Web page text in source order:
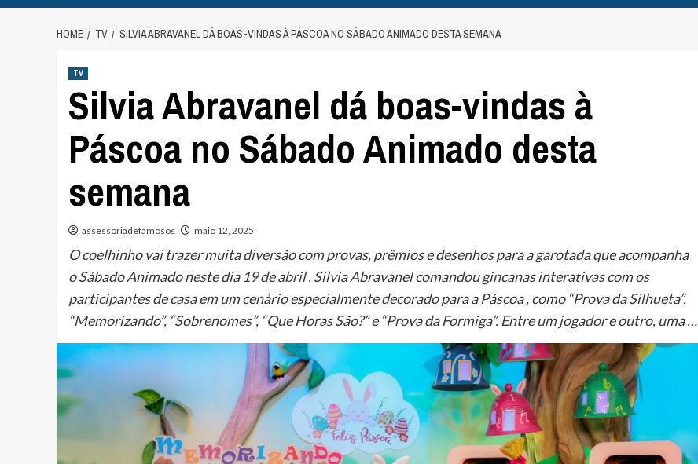
HOME TV SILVIA ABRAVANEL DÁ BOAS-VINDAS À PÁSCOA NO SÁBADO ANIMADO DESTA SEMANA
TV
Silvia Abravanel dá boas-vindas à
Páscoa no Sábado Animado desta
semana
assessoriadefamosos maio 12, 2025
O coelhinho vai trazer muita diversão com provas, prêmios e desenhos para a garotada que acompanha
o Sábado Animado neste dia 19 de abril . Silvia Abravanel comandou gincanas interativas com os
participantes de casa em um cenário especialmente decorado para a Páscoa , como “Prova da Silhueta”,
“Memorizando”, “Sobrenomes”, “Que Horas São?” e “Prova da Formiga”. Entre um jogador e outro, uma …